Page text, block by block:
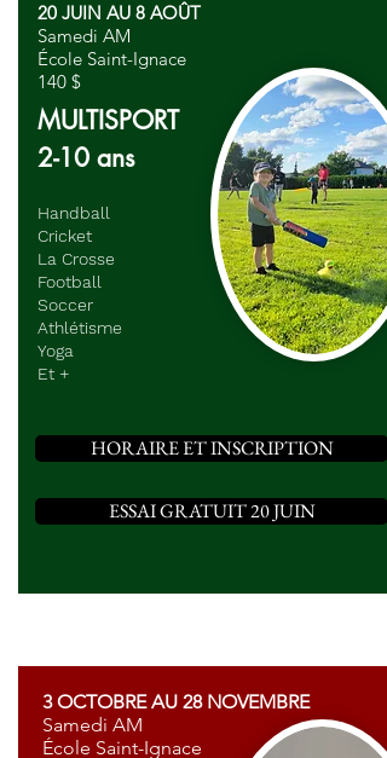
20 JUIN AU 8 AOÛT
Samedi AM
École Saint-Ignace
140 $
MULTISPORT
2-10 ans
Handball
Cricket
La Crosse
Football
Soccer
Athlétisme
Yoga
Et +
HORAIRE ET INSCRIPTION
ESSAI GRATUIT 20 JUIN
3 OCTOBRE AU 28 NOVEMBRE
Samedi AM
École Saint-Ignace